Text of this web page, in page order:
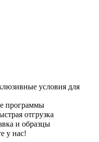
условия для
программы
отгрузка
и образцы
у нас!